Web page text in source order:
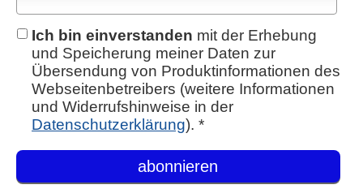
Ich bin einverstanden mit der Erhebung
und Speicherung meiner Daten zur
Übersendung von Produktinformationen des
Webseitenbetreibers (weitere Informationen
und Widerrufshinweise in der
Datenschutzerklärung). *